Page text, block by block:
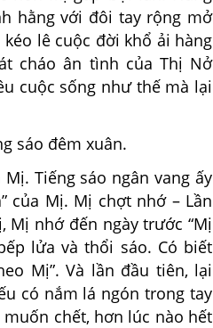
hằng với đôi tay rộng mở
lê cuộc đời khổ ải hàng
cháo ân tình của Thị Nở
cuộc sống như thế mà lại
sáo đêm xuân.
Tiếng sáo ngân vang ấy
của Mị. Mị chợt nhớ – Lần
Mị nhớ đến ngày trước “Mị
lửa và thổi sáo. Có biết
Mị”. Và lần đầu tiên, lại
có nắm lá ngón trong tay
muốn chết, hơn lúc nào hết